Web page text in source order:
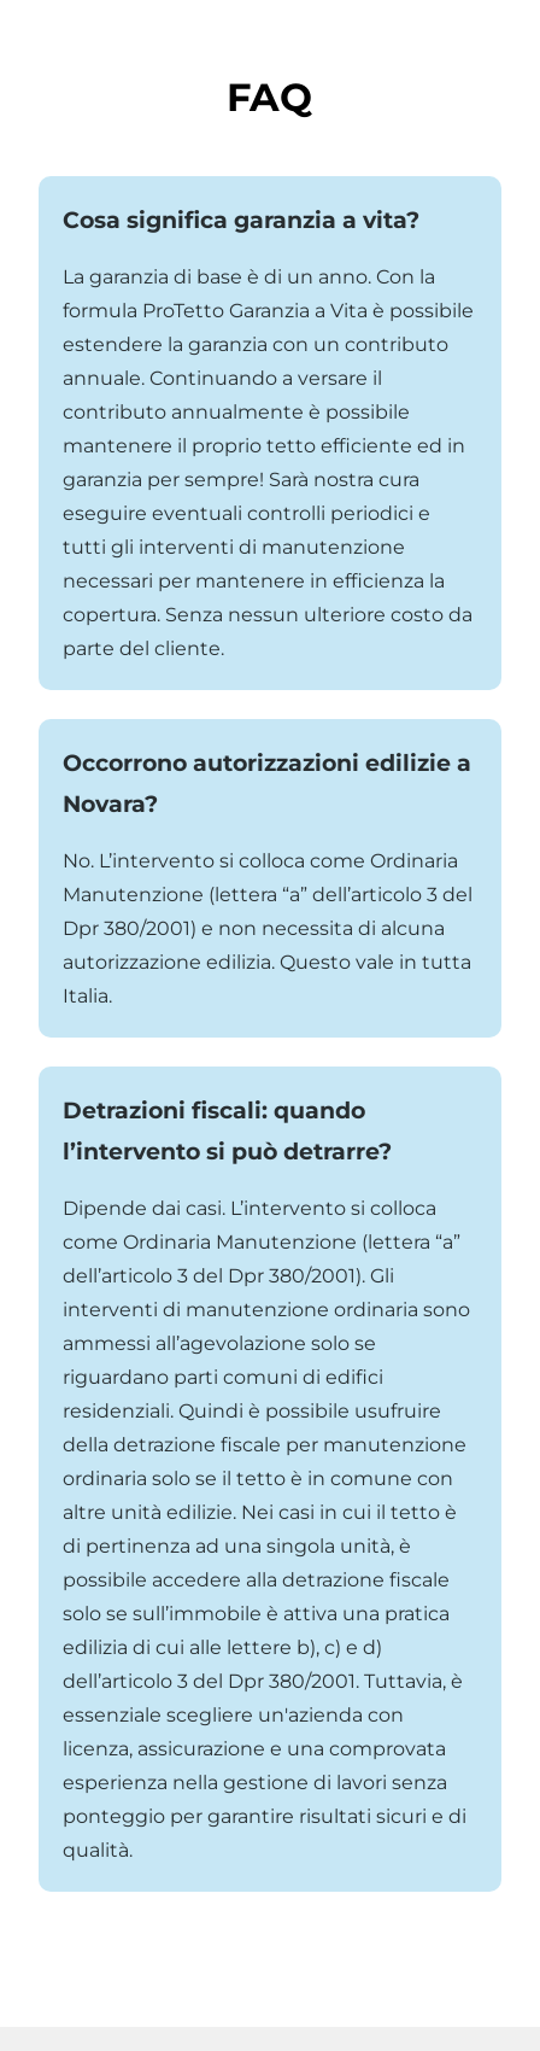
FAQ
Cosa significa garanzia a vita?
La garanzia di base è di un anno. Con la
formula ProTetto Garanzia a Vita è possibile
estendere la garanzia con un contributo
annuale. Continuando a versare il
contributo annualmente è possibile
mantenere il proprio tetto efficiente ed in
garanzia per sempre! Sarà nostra cura
eseguire eventuali controlli periodici e
tutti gli interventi di manutenzione
necessari per mantenere in efficienza la
copertura. Senza nessun ulteriore costo da
parte del cliente.
Occorrono autorizzazioni edilizie a
Novara?
No. L’intervento si colloca come Ordinaria
Manutenzione (lettera “a” dell’articolo 3 del
Dpr 380/2001) e non necessita di alcuna
autorizzazione edilizia. Questo vale in tutta
Italia.
Detrazioni fiscali: quando
l’intervento si può detrarre?
Dipende dai casi. L’intervento si colloca
come Ordinaria Manutenzione (lettera “a”
dell’articolo 3 del Dpr 380/2001). Gli
interventi di manutenzione ordinaria sono
ammessi all’agevolazione solo se
riguardano parti comuni di edifici
residenziali. Quindi è possibile usufruire
della detrazione fiscale per manutenzione
ordinaria solo se il tetto è in comune con
altre unità edilizie. Nei casi in cui il tetto è
di pertinenza ad una singola unità, è
possibile accedere alla detrazione fiscale
solo se sull’immobile è attiva una pratica
edilizia di cui alle lettere b), c) e d)
dell’articolo 3 del Dpr 380/2001. Tuttavia, è
essenziale scegliere un'azienda con
licenza, assicurazione e una comprovata
esperienza nella gestione di lavori senza
ponteggio per garantire risultati sicuri e di
qualità.